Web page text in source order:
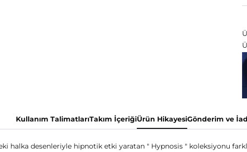
Kullanım TalimatlarıTakım İçeriğiÜrün HikayesiGönderim ve
halka desenleriyle hipnotik etki yaratan " Hypnosis " koleksiyonu